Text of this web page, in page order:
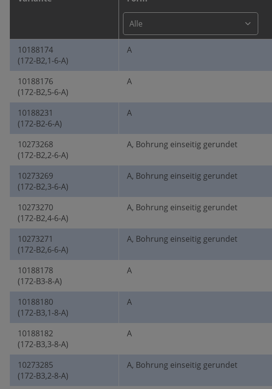
10188174
(172-B2,1-6-A)
A
10188176
(172-B2,5-6-A)
A
10188231
(172-B2-6-A)
A
10273268
(172-B2,2-6-A)
A, Bohrung einseitig gerundet
10273269
(172-B2,3-6-A)
A, Bohrung einseitig gerundet
10273270
(172-B2,4-6-A)
A, Bohrung einseitig gerundet
10273271
(172-B2,6-6-A)
A, Bohrung einseitig gerundet
10188178
(172-B3-8-A)
A
10188180
(172-B3,1-8-A)
A
10188182
(172-B3,3-8-A)
A
10273285
(172-B3,2-8-A)
A, Bohrung einseitig gerundet